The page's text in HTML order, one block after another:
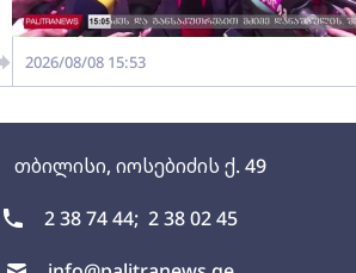
თბილისი, იოსებიძის ქ. 49
2 38 74 44; 2 38 02 45
2026/08/08 15:53